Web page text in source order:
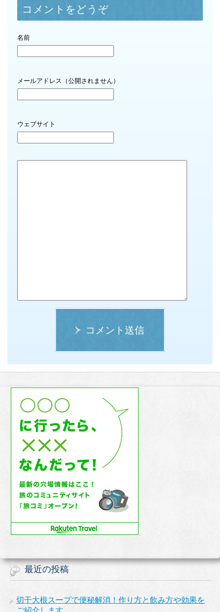
コメントをどうぞ
名前
メールアドレス（公開されません）
ウェブサイト
コメント送信
最近の投稿
切干大根スープで便秘解消！作り方と飲み方や効果を
ご紹介します